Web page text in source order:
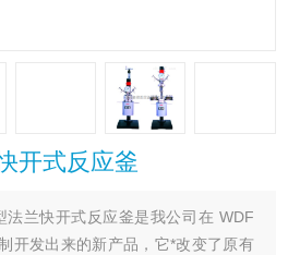
开式反应釜
法兰快开式反应釜是我公司在 WDF
开发出来的新产品，它*改变了原有